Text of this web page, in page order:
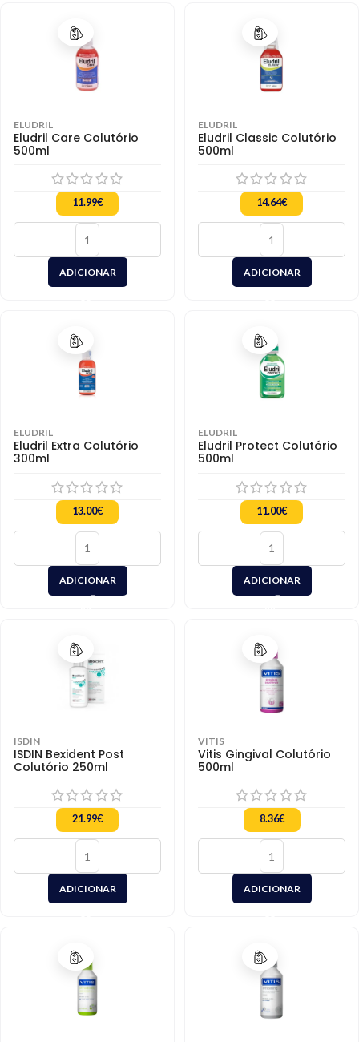
ELUDRIL
Eludril Care Colutório
500ml
11.99€
ADICIONAR
ELUDRIL
Eludril Classic Colutório
500ml
14.64€
ADICIONAR
ELUDRIL
Eludril Extra Colutório
300ml
13.00€
ADICIONAR
ELUDRIL
Eludril Protect Colutório
500ml
11.00€
ADICIONAR
ISDIN
ISDIN Bexident Post
Colutório 250ml
21.99€
ADICIONAR
VITIS
Vitis Gingival Colutório
500ml
8.36€
ADICIONAR